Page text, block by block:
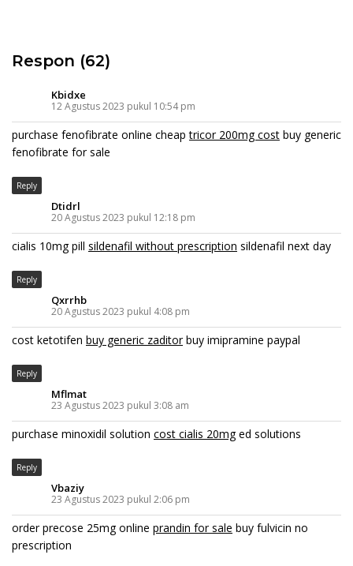
Respon (62)
Kbidxe
12 Agustus 2023 pukul 10:54 pm
purchase fenofibrate online cheaptricor 200mg cost buy generic
fenofibrate for sale
Reply
Dtidrl
20 Agustus 2023 pukul 12:18 pm
cialis 10mg pill sildenafil without prescription sildenafil next day
Reply
Qxrrhb
20 Agustus 2023 pukul 4:08 pm
cost ketotifen buy generic zaditorbuy imipramine paypal
Reply
Mflmat
23 Agustus 2023 pukul 3:08 am
purchase minoxidil solution cost cialis 20mged solutions
Reply
Vbaziy
23 Agustus 2023 pukul 2:06 pm
order precose 25mg online prandin for sale buy fulvicin no
prescription